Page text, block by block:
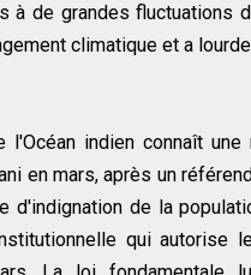
à de grandes fluctuations
climatique et a
l'Océan indien connaît
en mars, après un
d'indignation de la
qui autorise